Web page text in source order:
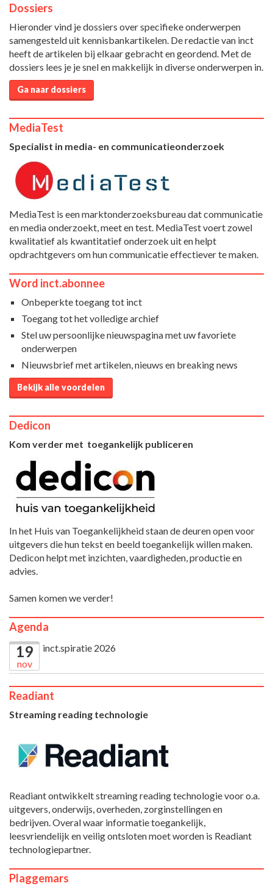
Dossiers
Hieronder vind je dossiers over specifieke onderwerpen
samengesteld uit kennisbankartikelen. De redactie van inct
heeft de artikelen bij elkaar gebracht en geordend. Met de
dossiers lees je je snel en makkelijk in diverse onderwerpen in.
Ga naar dossiers
MediaTest
Specialist in media- en communicatieonderzoek
MediaTest is een marktonderzoeksbureau dat communicatie
en media onderzoekt, meet en test. MediaTest voert zowel
kwalitatief als kwantitatief onderzoek uit en helpt
opdrachtgevers om hun communicatie effectiever te maken.
Word inct.abonnee
Onbeperkte toegang tot inct
Toegang tot het volledige archief
Stel uw persoonlijke nieuwspagina met uw favoriete
onderwerpen
Nieuwsbrief met artikelen, nieuws en breaking news
Bekijk alle voordelen
Dedicon
Kom verder met toegankelijk publiceren
In het Huis van Toegankelijkheid staan de deuren open voor
uitgevers die hun tekst en beeld toegankelijk willen maken.
Dedicon helpt met inzichten, vaardigheden, productie en
advies.
Samen komen we verder!
Agenda
19
nov
inct.spiratie 2026
Readiant
Streaming reading technologie
Readiant ontwikkelt streaming reading technologie voor o.a.
uitgevers, onderwijs, overheden, zorginstellingen en
bedrijven. Overal waar informatie toegankelijk,
leesvriendelijk en veilig ontsloten moet worden is Readiant
technologiepartner.
Plaggemars